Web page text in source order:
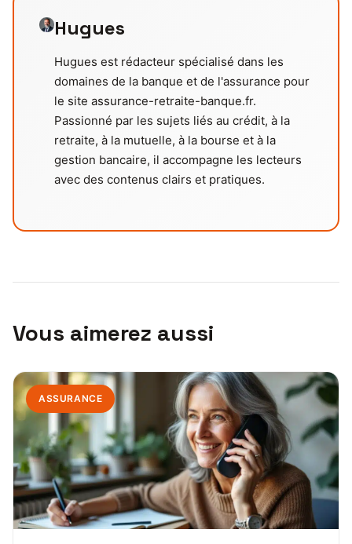
Hugues
Hugues est rédacteur spécialisé dans les
domaines de la banque et de l'assurance pour
le site assurance-retraite-banque.fr.
Passionné par les sujets liés au crédit, à la
retraite, à la mutuelle, à la bourse et à la
gestion bancaire, il accompagne les lecteurs
avec des contenus clairs et pratiques.
Vous aimerez aussi
ASSURANCE